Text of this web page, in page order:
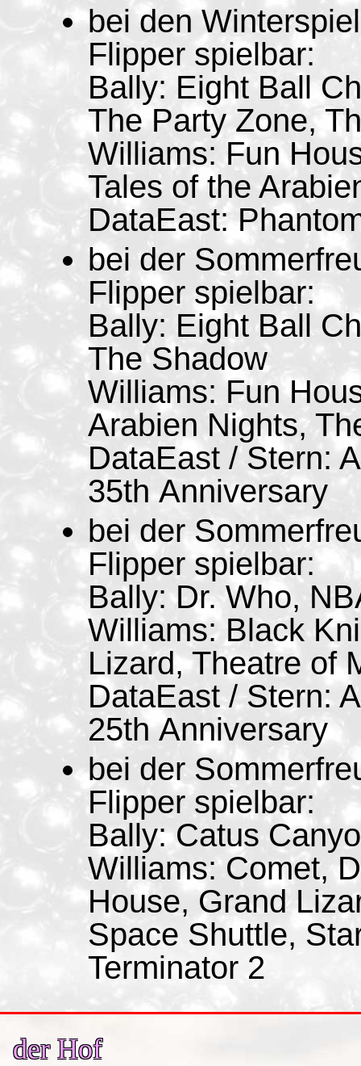
bei den
Flipper spielbar:
Bally: Eight Ball
The Party Zone,
Williams: Fun
Tales of the
DataEast:
bei der
Flipper spielbar:
Bally: Eight Ball
The Shadow
Williams: Fun
Arabien Nights,
DataEast / Stern:
35th Anniversary
bei der
Flipper spielbar:
Bally: Dr. Who,
Williams: Black
Lizard, Theatre of
DataEast / Stern:
25th Anniversary
bei der
Flipper spielbar:
Bally: Catus
Williams: Comet,
House, Grand
Space Shuttle,
Terminator 2
der Hof